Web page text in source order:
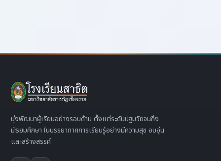
มุ่งพัฒนาผู้เรียนอย่างรอบด้าน ตั้งแต่ระดับปฐมวัยจนถึง
มัธยมศึกษา ในบรรยากาศการเรียนรู้อย่างมีความสุข อบอุ่น
และสร้างสรรค์